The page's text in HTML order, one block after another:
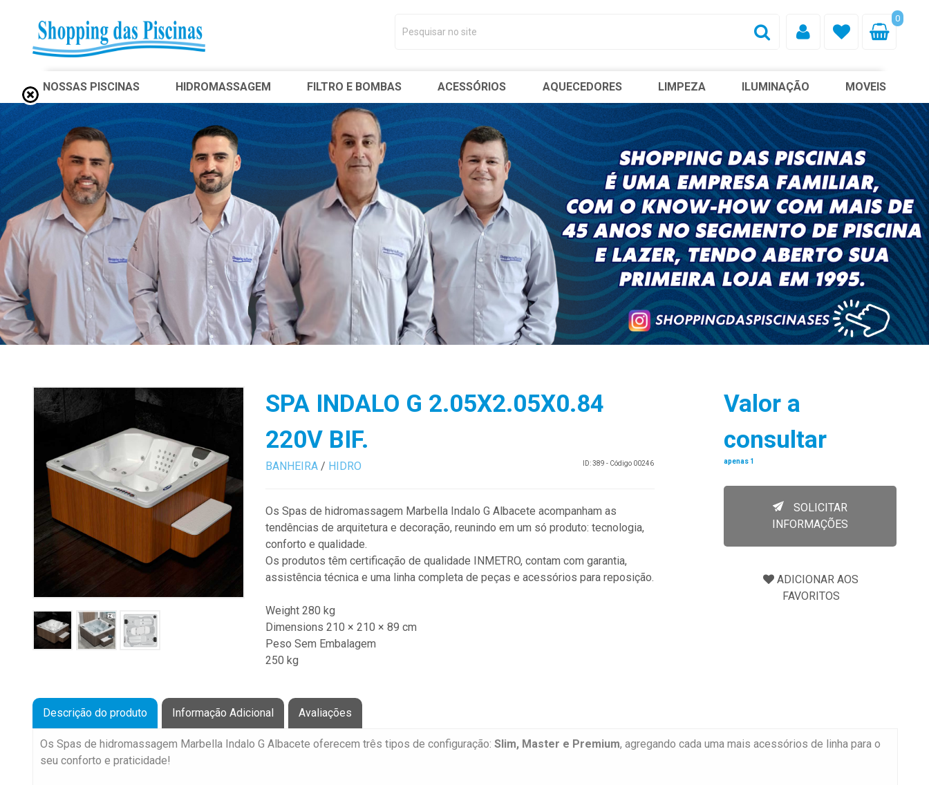
0
NOSSAS PISCINAS HIDROMASSAGEM FILTRO E BOMBAS ACESSÓRIOS AQUECEDORES LIMPEZA ILUMINAÇÃO MOVEIS
SPA INDALO G 2.05X2.05X0.84
220V BIF.
BANHEIRA / HIDRO ID: 389 - Código 00246
Os Spas de hidromassagem Marbella Indalo G Albacete acompanham as
tendências de arquitetura e decoração, reunindo em um só produto: tecnologia,
conforto e qualidade.
Os produtos têm certificação de qualidade INMETRO, contam com garantia,
assistência técnica e uma linha completa de peças e acessórios para reposição.
Weight 280 kg
Dimensions 210 × 210 × 89 cm
Peso Sem Embalagem
250 kg
comprimento: 2,05 m – largura: 2,05 m – altura: 0,84 m
Capacidade
Valor a
consultar
apenas 1
SOLICITAR
INFORMAÇÕES
Descrição do produto Informação Adicional Avaliações
Os Spas de hidromassagem Marbella Indalo G Albacete oferecem três tipos de configuração: Slim, Master e Premium, agregando cada uma mais acessórios de linha para o
seu conforto e praticidade!